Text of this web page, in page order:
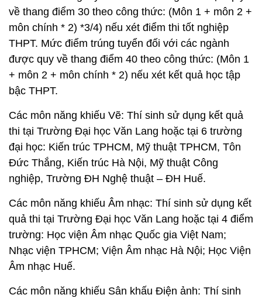
về thang điểm 30 theo công thức: (Môn 1 + môn 2 +
môn chính * 2) *3/4) nếu xét điểm thi tốt nghiệp
THPT. Mức điểm trúng tuyển đối với các ngành
được quy về thang điểm 40 theo công thức: (Môn 1
+ môn 2 + môn chính * 2) nếu xét kết quả học tập
bậc THPT.
Các môn năng khiếu Vẽ: Thí sinh sử dụng kết quả
thi tại Trường Đại học Văn Lang hoặc tại 6 trường
đại học: Kiến trúc TPHCM, Mỹ thuật TPHCM, Tôn
Đức Thắng, Kiến trúc Hà Nội, Mỹ thuật Công
nghiệp, Trường ĐH Nghệ thuật – ĐH Huế.
Các môn năng khiếu Âm nhạc: Thí sinh sử dụng kết
quả thi tại Trường Đại học Văn Lang hoặc tại 4 điểm
trường: Học viện Âm nhạc Quốc gia Việt Nam;
Nhạc viện TPHCM; Viện Âm nhạc Hà Nội; Học Viện
Âm nhạc Huế.
Các môn năng khiếu Sân khấu Điện ảnh: Thí sinh